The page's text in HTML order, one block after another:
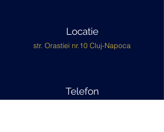
Locatie
str. Orastiei nr.10 Cluj-Napoca
Telefon